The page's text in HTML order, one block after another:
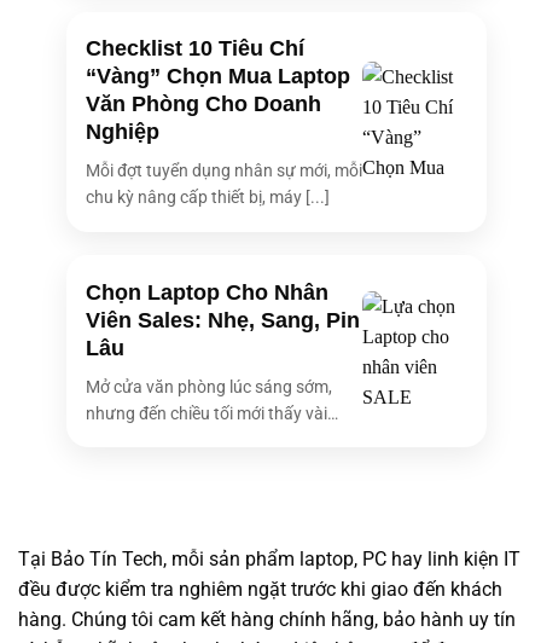
Checklist 10 Tiêu Chí
“Vàng” Chọn Mua Laptop
Văn Phòng Cho Doanh
Nghiệp
Mỗi đợt tuyển dụng nhân sự mới, mỗi
chu kỳ nâng cấp thiết bị, máy [...]
Chọn Laptop Cho Nhân
Viên Sales: Nhẹ, Sang, Pin
Lâu
Mở cửa văn phòng lúc sáng sớm,
nhưng đến chiều tối mới thấy vài
Tại Bảo Tín Tech, mỗi sản phẩm laptop, PC hay linh kiện IT
đều được kiểm tra nghiêm ngặt trước khi giao đến khách
hàng. Chúng tôi cam kết hàng chính hãng, bảo hành uy tín